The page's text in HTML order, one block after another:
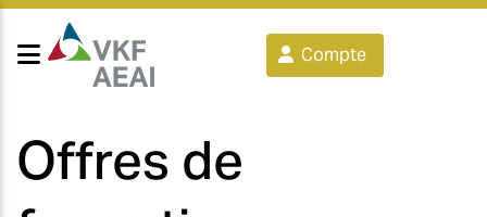
Compte
Offres de